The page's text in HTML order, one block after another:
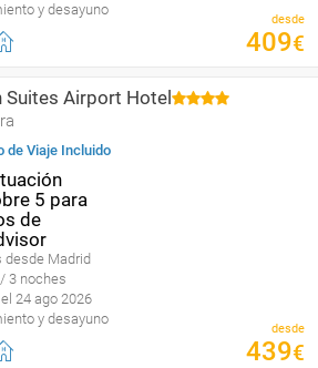
y desayuno
desde
409€
Suites Airport Hotel
de Viaje Incluido
desde Madrid
3 noches
24 ago 2026
y desayuno
desde
439€